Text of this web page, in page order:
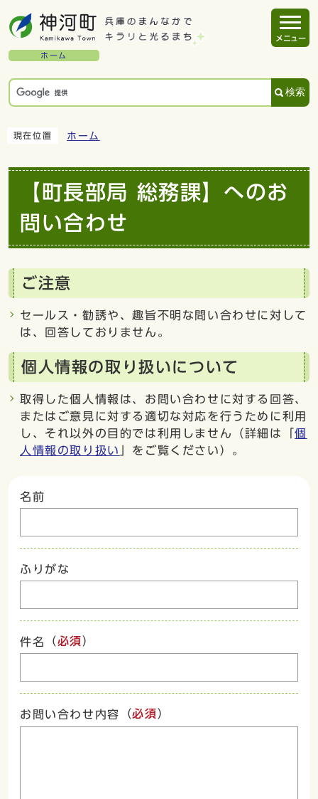
ホーム
検索
メニュー
現在位置 ホーム
【町長部局 総務課】へのお
問い合わせ
ご注意
セールス・勧誘や、趣旨不明な問い合わせに対して
は、回答しておりません。
個人情報の取り扱いについて
取得した個人情報は、お問い合わせに対する回答、
またはご意見に対する適切な対応を行うために利用
し、それ以外の目的では利用しません（詳細は「個
人情報の取り扱い
」をご覧ください）。
名前
ふりがな
件名 （必須）
お問い合わせ内容 （必須）